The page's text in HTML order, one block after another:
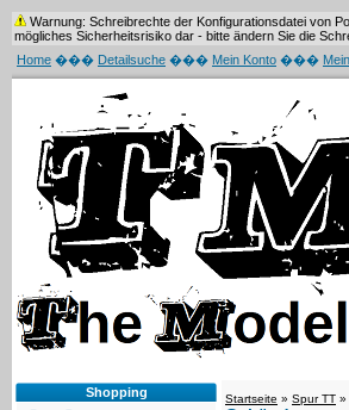
Warnung: Schreibrechte der Konfigurationsdatei von
mögliches Sicherheitsrisiko dar - bitte ändern Sie die
Home ��� Detailsuche ��� Mein Konto ���
Shopping Startseite » Spur TT »